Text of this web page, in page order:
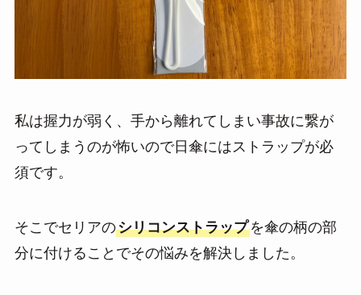
私は握力が弱く、手から離れてしまい事故に繋が
ってしまうのが怖いので日傘にはストラップが必
須です。
そこでセリアのシリコンストラップを傘の柄の部
分に付けることでその悩みを解決しました。